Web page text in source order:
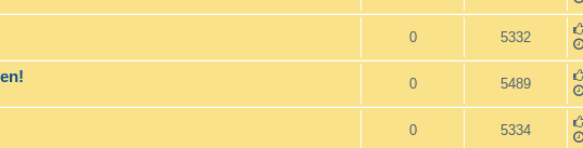
0 5332
0 5489
0 5334